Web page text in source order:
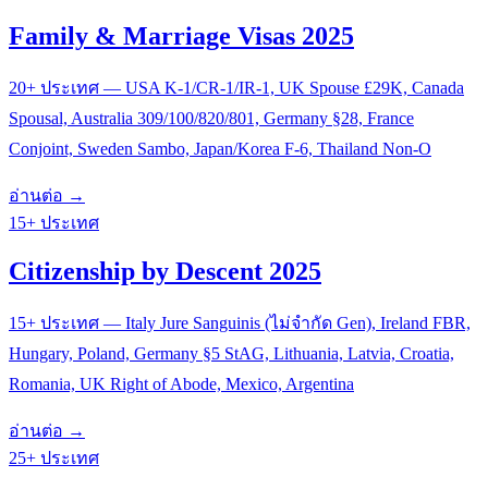
Family & Marriage Visas 2025
20+ ประเทศ — USA K-1/CR-1/IR-1, UK Spouse £29K, Canada
Spousal, Australia 309/100/820/801, Germany §28, France
Conjoint, Sweden Sambo, Japan/Korea F-6, Thailand Non-O
อ่านต่อ →
15+ ประเทศ
Citizenship by Descent 2025
15+ ประเทศ — Italy Jure Sanguinis (ไม่จำกัด Gen), Ireland FBR,
Hungary, Poland, Germany §5 StAG, Lithuania, Latvia, Croatia,
Romania, UK Right of Abode, Mexico, Argentina
อ่านต่อ →
25+ ประเทศ